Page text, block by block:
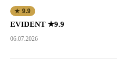
★ 9.9
EVIDENT ★9.9
06.07.2026